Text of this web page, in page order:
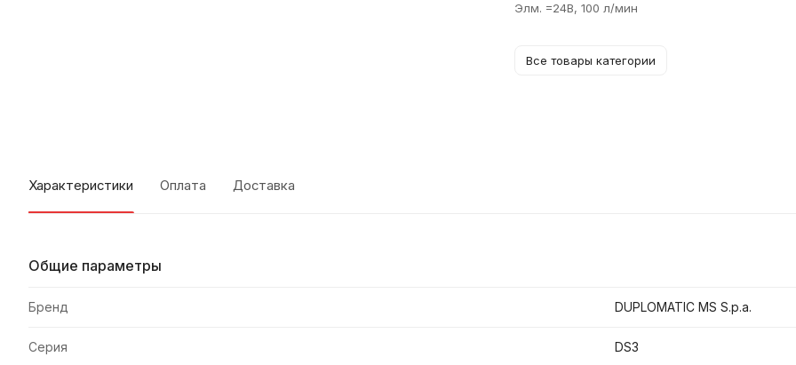
Элм. =24В, 100 л/мин
Все товары категории
Характеристики Оплата Доставка
Общие параметры
Бренд DUPLOMATIC MS S.p.a.
Серия DS3